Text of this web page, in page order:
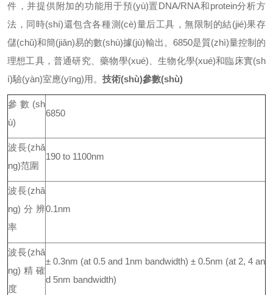
件，并提供附加的功能用于預(yù)置DNA/RNA和protein分析方
法，同時(shí)還包含各種測(cè)量后工具，無限制的結(jié)果存
儲(chǔ)和簡(jiǎn)易的數(shù)據(jù)輸出。 6850是質(zhì)量控制的
理想工具，普通研究、藥物學(xué)、生物化學(xué)和臨床實(sh
í)驗(yàn)室應(yīng)用。 技術(shù)參數(shù)
參數(sh
ù)
6850
波長(zhǎ
ng)范圍
190 to 1100nm
波長(zhǎ
ng)分辨
率
0.1nm
波長(zhǎ
ng)精確
度
± 0.3nm (at 0.5 and 1nm bandwidth) ± 0.5nm (at 2, 4 an
d 5nm bandwidth)